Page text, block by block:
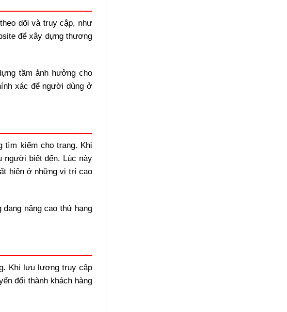
dõi và truy cập, như
để xây dựng thương
tầm ảnh hưởng cho
xác để người dùng ở
tìm kiếm cho trang. Khi
người biết đến. Lúc này
hiện ở những vị trí cao
nâng cao thứ hạng
Khi lưu lượng truy cập
đổi thành khách hàng